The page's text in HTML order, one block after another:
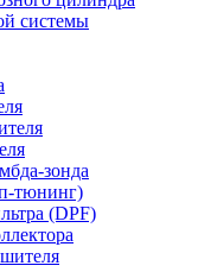
системы
зонда
тюнинг)
(DPF)